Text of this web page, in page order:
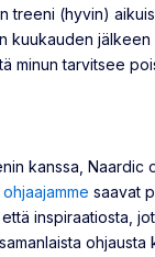
treeni (hyvin)
kuukauden
minun tarvitsee
kanssa, Naardic
saavat
inspiraatiosta,
ohjausta